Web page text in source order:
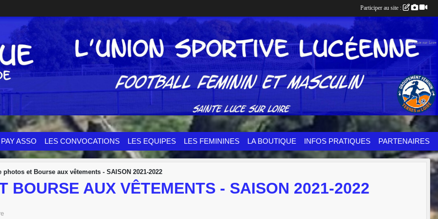
PAY ASSO LES CONVOCATIONS LES EQUIPES LES FEMININES LA BOUTIQUE INFOS PRATIQUES PARTENAIRES
photos et Bourse aux vêtements - SAISON 2021-2022
BOURSE AUX VÊTEMENTS - SAISON 2021-2022
Participer au site :